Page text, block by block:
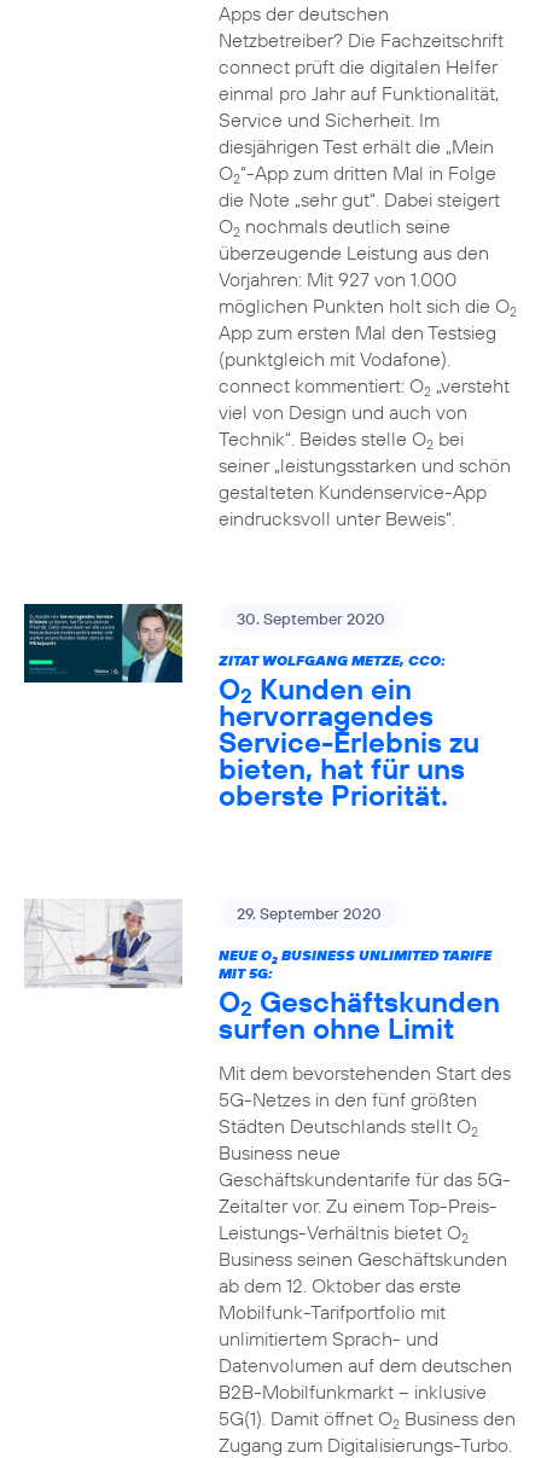
Apps der deutschen
Netzbetreiber? Die Fachzeitschrift
connect prüft die digitalen Helfer
einmal pro Jahr auf Funktionalität,
Service und Sicherheit. Im
diesjährigen Test erhält die „Mein
O2“-App zum dritten Mal in Folge
die Note „sehr gut“. Dabei steigert
O2nochmals deutlich seine
überzeugende Leistung aus den
Vorjahren: Mit 927 von 1.000
möglichen Punkten holt sich die O2
App zum ersten Mal den Testsieg
(punktgleich mit Vodafone).
connect kommentiert: O2„versteht
viel von Design und auch von
Technik“. Beides stelle O2bei
seiner „leistungsstarken und schön
gestalteten Kundenservice-App
eindrucksvoll unter Beweis“.
30. September 2020
ZITAT WOLFGANG METZE, CCO:
O2 Kunden ein
hervorragendes
Service-Erlebnis zu
bieten, hat für uns
oberste Priorität.
29. September 2020
NEUE O2BUSINESS UNLIMITED TARIFE
MIT 5G:
O2 Geschäftskunden
surfen ohne Limit
Mit dem bevorstehenden Start des
5G-Netzes in den fünf größten
Städten Deutschlands stellt O2
Business neue
Geschäftskundentarife für das 5G-
Zeitalter vor. Zu einem Top-Preis-
Leistungs-Verhältnis bietet O2
Business seinen Geschäftskunden
ab dem 12. Oktober das erste
Mobilfunk-Tarifportfolio mit
unlimitiertem Sprach- und
Datenvolumen auf dem deutschen
B2B-Mobilfunkmarkt – inklusive
5G(1). Damit öffnet O2Business den
Zugang zum Digitalisierungs-Turbo.